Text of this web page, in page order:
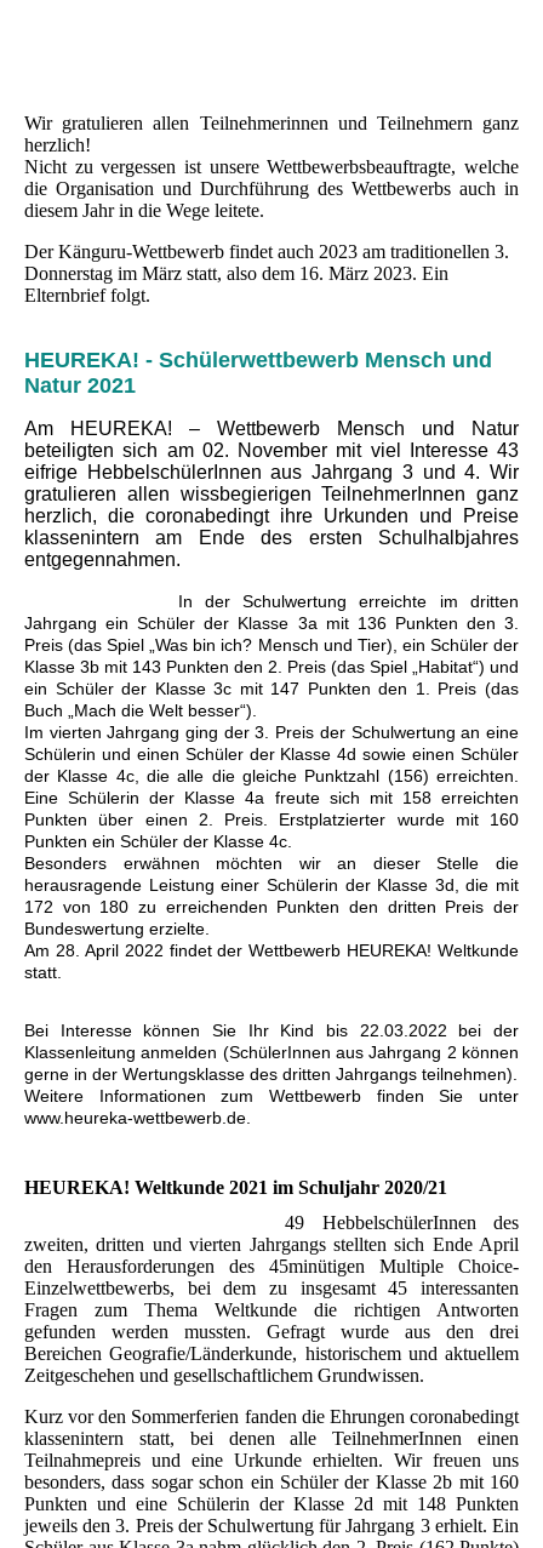
Wir gratulieren allen Teilnehmerinnen und Teilnehmern ganz
herzlich!
Nicht zu vergessen ist unsere Wettbewerbsbeauftragte, welche
die Organisation und Durchführung des Wettbewerbs auch in
diesem Jahr in die Wege leitete.
Der Känguru-Wettbewerb findet auch 2023 am traditionellen 3.
Donnerstag im März statt, also dem 16. März 2023. Ein
Elternbrief folgt.
HEUREKA! - Schülerwettbewerb Mensch und
Natur 2021
Am HEUREKA! – Wettbewerb Mensch und Natur
beteiligten sich am 02. November mit viel Interesse 43
eifrige HebbelschülerInnen aus Jahrgang 3 und 4. Wir
gratulieren allen wissbegierigen TeilnehmerInnen ganz
herzlich, die coronabedingt ihre Urkunden und Preise
klassenintern am Ende des ersten Schulhalbjahres
entgegennahmen.
In der Schulwertung erreichte im dritten
Jahrgang ein Schüler der Klasse 3a mit 136 Punkten den 3.
Preis (das Spiel „Was bin ich? Mensch und Tier), ein Schüler der
Klasse 3b mit 143 Punkten den 2. Preis (das Spiel „Habitat“) und
ein Schüler der Klasse 3c mit 147 Punkten den 1. Preis (das
Buch „Mach die Welt besser“).
Im vierten Jahrgang ging der 3. Preis der Schulwertung an eine
Schülerin und einen Schüler der Klasse 4d sowie einen Schüler
der Klasse 4c, die alle die gleiche Punktzahl (156) erreichten.
Eine Schülerin der Klasse 4a freute sich mit 158 erreichten
Punkten über einen 2. Preis. Erstplatzierter wurde mit 160
Punkten ein Schüler der Klasse 4c.
Besonders erwähnen möchten wir an dieser Stelle die
herausragende Leistung einer Schülerin der Klasse 3d, die mit
172 von 180 zu erreichenden Punkten den dritten Preis der
Bundeswertung erzielte.
Am 28. April 2022 findet der Wettbewerb HEUREKA! Weltkunde
statt.
Bei Interesse können Sie Ihr Kind bis 22.03.2022 bei der
Klassenleitung anmelden (SchülerInnen aus Jahrgang 2 können
gerne in der Wertungsklasse des dritten Jahrgangs teilnehmen).
Weitere Informationen zum Wettbewerb finden Sie unter
www.heureka-wettbewerb.de.
HEUREKA! Weltkunde 2021 im Schuljahr 2020/21
49 HebbelschülerInnen des
zweiten, dritten und vierten Jahrgangs stellten sich Ende April
den Herausforderungen des 45minütigen Multiple Choice-
Einzelwettbewerbs, bei dem zu insgesamt 45 interessanten
Fragen zum Thema Weltkunde die richtigen Antworten
gefunden werden mussten. Gefragt wurde aus den drei
Bereichen Geografie/Länderkunde, historischem und aktuellem
Zeitgeschehen und gesellschaftlichem Grundwissen.
Kurz vor den Sommerferien fanden die Ehrungen coronabedingt
klassenintern statt, bei denen alle TeilnehmerInnen einen
Teilnahmepreis und eine Urkunde erhielten. Wir freuen uns
besonders, dass sogar schon ein Schüler der Klasse 2b mit 160
Punkten und eine Schülerin der Klasse 2d mit 148 Punkten
jeweils den 3. Preis der Schulwertung für Jahrgang 3 erhielt. Ein